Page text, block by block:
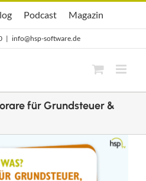
Opti.Cast
Podcast Opti.Mag
Magazin
| info@hsp-software.de
für Grundsteuer &